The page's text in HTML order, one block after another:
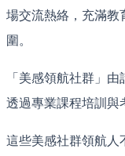
場交流熱絡，充滿教
圍。
「美感領航社群」
透過專業課程培訓與
這些美感社群領航人